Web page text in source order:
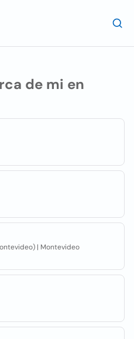
de mi en
| Montevideo